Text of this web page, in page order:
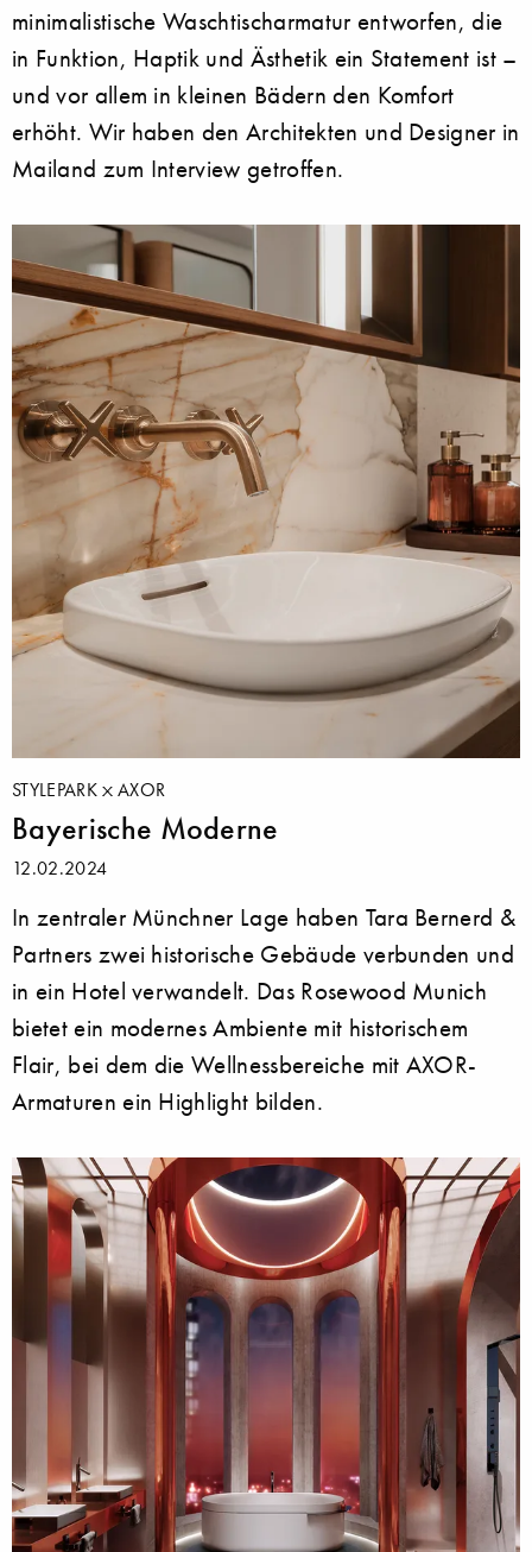
minimalistische Waschtischarmatur entworfen, die
in Funktion, Haptik und Ästhetik ein Statement ist –
und vor allem in kleinen Bädern den Komfort
erhöht. Wir haben den Architekten und Designer in
Mailand zum Interview getroffen.
STYLEPARK AXOR
Bayerische Moderne
12.02.2024
In zentraler Münchner Lage haben Tara Bernerd &
Partners zwei historische Gebäude verbunden und
in ein Hotel verwandelt. Das Rosewood Munich
bietet ein modernes Ambiente mit historischem
Flair, bei dem die Wellnessbereiche mit AXOR-
Armaturen ein Highlight bilden.